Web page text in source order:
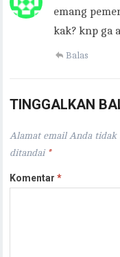
emang
kak? knp ga
Balas
TINGGALKAN
Alamat email Anda tidak
ditandai *
Komentar*